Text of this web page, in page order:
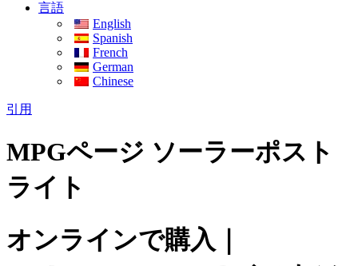
言語
English
Spanish
French
German
Chinese
引用
MPGページ ソーラーポスト
ライト
オンラインで購入｜